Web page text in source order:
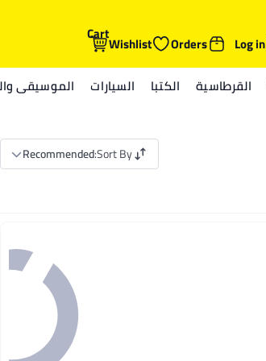
Log in
Orders
Wishlist
Cart
القرطاسية الكتبا السيارات الموسيقى
Sort By
:
Recommended